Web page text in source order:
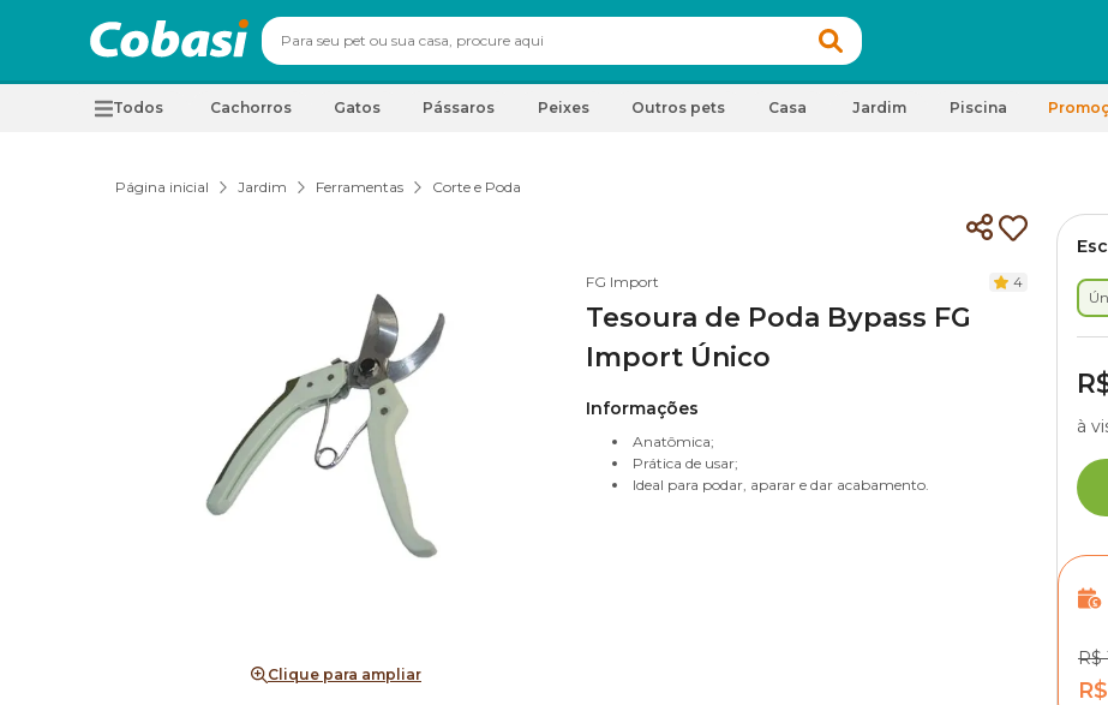
Todos Cachorros Gatos Pássaros Peixes Outros pets Casa Jardim Piscina
Página inicial Jardim Ferramentas Corte e Poda
Clique para ampliar
FG Import 4
Tesoura de Poda Bypass FG
Import Único
Informações
Anatômica;
Prática de usar;
Ideal para podar, aparar e dar acabamento.
à
R$